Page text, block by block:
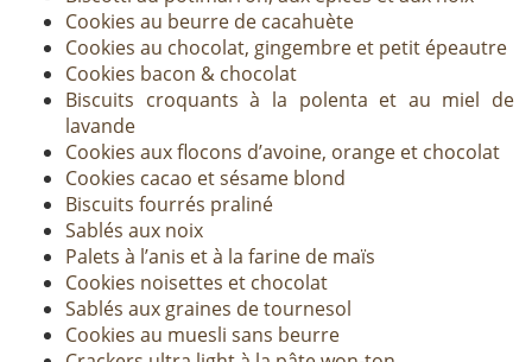
Cookies au beurre de cacahuète
Cookies au chocolat, gingembre et petit épeautre
Cookies bacon & chocolat
Biscuits croquants à la polenta et au miel de
lavande
Cookies aux flocons d’avoine, orange et chocolat
Cookies cacao et sésame blond
Biscuits fourrés praliné
Sablés aux noix
Palets à l’anis et à la farine de maïs
Cookies noisettes et chocolat
Sablés aux graines de tournesol
Cookies au muesli sans beurre